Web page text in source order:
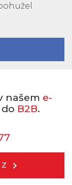
našem e-
B2B.